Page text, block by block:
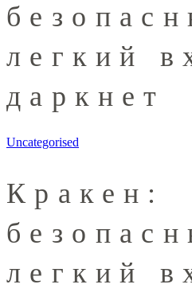
легкий
даркнет
Uncategorised
Кракен:
легкий